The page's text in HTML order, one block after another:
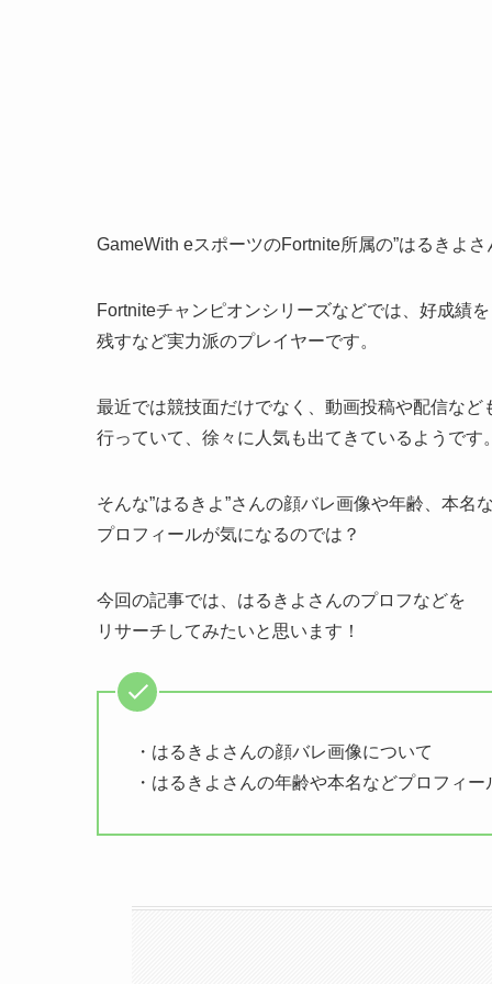
GameWith eスポーツのFortnite所属の”はるきよさ
Fortniteチャンピオンシリーズなどでは、好成績を
残すなど実力派のプレイヤーです。
最近では競技面だけでなく、動画投稿や配信など
行っていて、徐々に人気も出てきているようです。
そんな”はるきよ”さんの顔バレ画像や年齢、本名
プロフィールが気になるのでは？
今回の記事では、はるきよさんのプロフなどを
リサーチしてみたいと思います！
・はるきよさんの顔バレ画像について
・はるきよさんの年齢や本名などプロフィー